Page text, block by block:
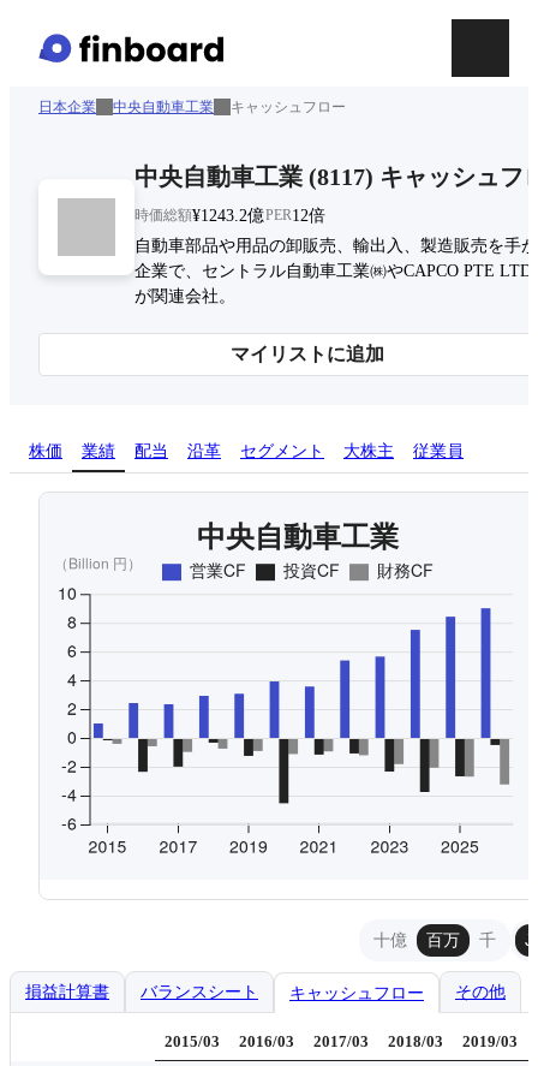
日本企業 中央自動車工業 キャッシュフロー
中央自動車工業 (8117) キャッシュフ
時価総額¥1243.2億PER12倍
自動車部品や用品の卸販売、輸出入、製造販売を手
企業で、セントラル自動車工業㈱やCAPCO PTE LTD
が関連会社。
マイリストに追加
株価 業績 配当 沿革 セグメント 大株主 従業員
十億 百万 千
損益計算書 バランスシート キャッシュフロー その他
2015/03 2016/03 2017/03 2018/03 2019/03